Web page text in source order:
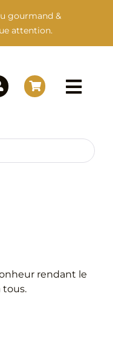
gourmand &
attention.
rendant le
tous.